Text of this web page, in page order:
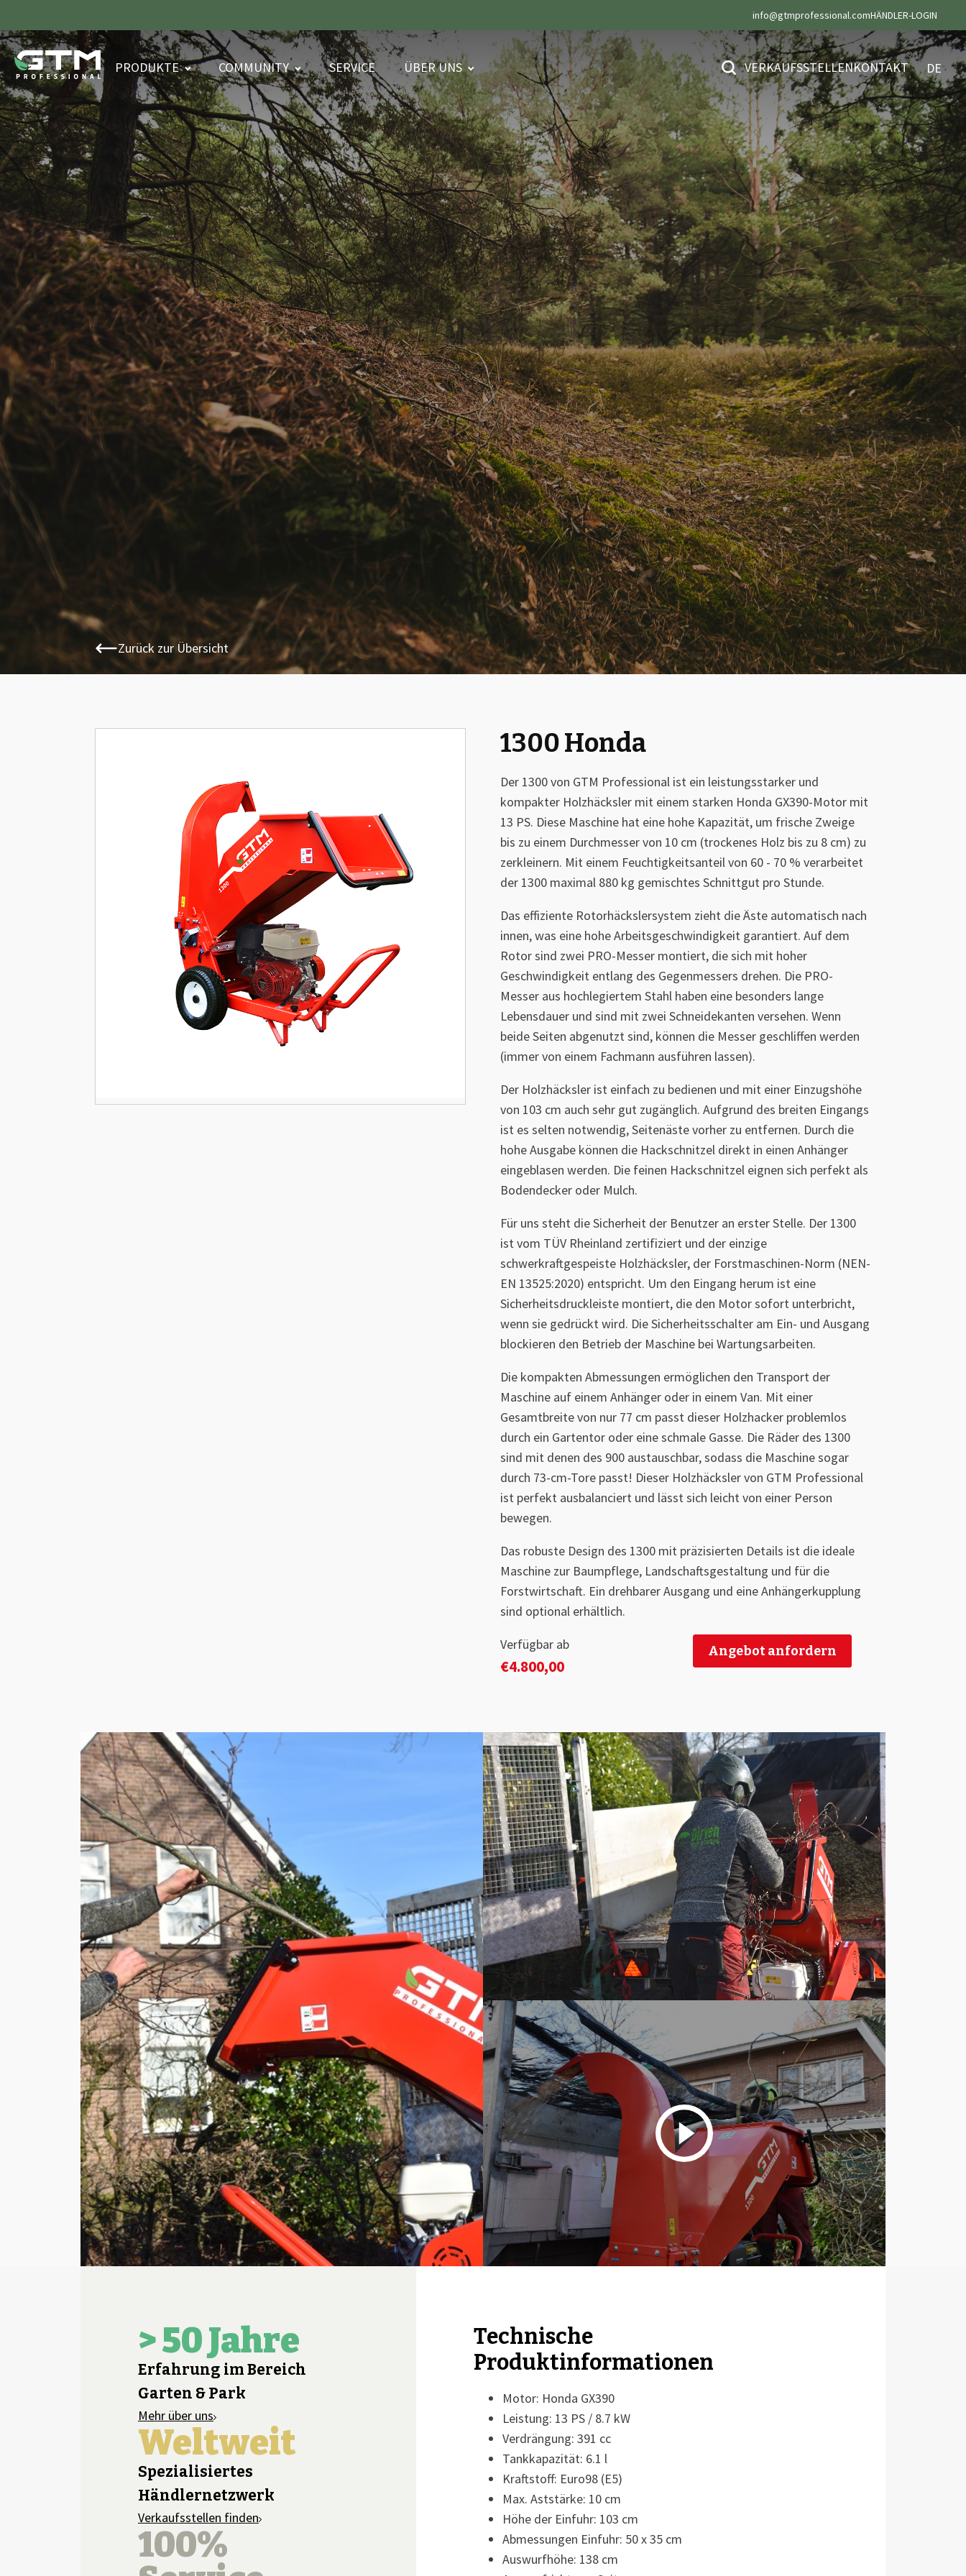
info@gtmprofessional.comHÄNDLER-LOGIN
PRODUKTE COMMUNITY SERVICE ÜBER UNS VERKAUFSSTELLENKONTAKT DE
Zurück zur Übersicht
1300 Honda
Der 1300 von GTM Professional ist ein leistungsstarker und
kompakter Holzhäcksler mit einem starken Honda GX390-Motor mit
13 PS. Diese Maschine hat eine hohe Kapazität, um frische Zweige
bis zu einem Durchmesser von 10 cm (trockenes Holz bis zu 8 cm) zu
zerkleinern. Mit einem Feuchtigkeitsanteil von 60 - 70 % verarbeitet
der 1300 maximal 880 kg gemischtes Schnittgut pro Stunde.
Das effiziente Rotorhäckslersystem zieht die Äste automatisch nach
innen, was eine hohe Arbeitsgeschwindigkeit garantiert. Auf dem
Rotor sind zwei PRO-Messer montiert, die sich mit hoher
Geschwindigkeit entlang des Gegenmessers drehen. Die PRO-
Messer aus hochlegiertem Stahl haben eine besonders lange
Lebensdauer und sind mit zwei Schneidekanten versehen. Wenn
beide Seiten abgenutzt sind, können die Messer geschliffen werden
(immer von einem Fachmann ausführen lassen).
Der Holzhäcksler ist einfach zu bedienen und mit einer Einzugshöhe
von 103 cm auch sehr gut zugänglich. Aufgrund des breiten Eingangs
ist es selten notwendig, Seitenäste vorher zu entfernen. Durch die
hohe Ausgabe können die Hackschnitzel direkt in einen Anhänger
eingeblasen werden. Die feinen Hackschnitzel eignen sich perfekt als
Bodendecker oder Mulch.
Für uns steht die Sicherheit der Benutzer an erster Stelle. Der 1300
ist vom TÜV Rheinland zertifiziert und der einzige
schwerkraftgespeiste Holzhäcksler, der Forstmaschinen-Norm (NEN-
EN 13525:2020) entspricht. Um den Eingang herum ist eine
Sicherheitsdruckleiste montiert, die den Motor sofort unterbricht,
wenn sie gedrückt wird. Die Sicherheitsschalter am Ein- und Ausgang
blockieren den Betrieb der Maschine bei Wartungsarbeiten.
Die kompakten Abmessungen ermöglichen den Transport der
Maschine auf einem Anhänger oder in einem Van. Mit einer
Gesamtbreite von nur 77 cm passt dieser Holzhacker problemlos
durch ein Gartentor oder eine schmale Gasse. Die Räder des 1300
sind mit denen des 900 austauschbar, sodass die Maschine sogar
durch 73-cm-Tore passt! Dieser Holzhäcksler von GTM Professional
ist perfekt ausbalanciert und lässt sich leicht von einer Person
bewegen.
Das robuste Design des 1300 mit präzisierten Details ist die ideale
Maschine zur Baumpflege, Landschaftsgestaltung und für die
Forstwirtschaft. Ein drehbarer Ausgang und eine Anhängerkupplung
sind optional erhältlich.
Verfügbar ab
€4.800,00
Angebot anfordern
> 50 Jahre
Erfahrung im Bereich
Garten & Park
Mehr über uns
Weltweit
Spezialisiertes
Händlernetzwerk
Verkaufsstellen finden
100%
Technische
Produktinformationen
Motor: Honda GX390
Leistung: 13 PS / 8.7 kW
Verdrängung: 391 cc
Tankkapazität: 6.1 l
Kraftstoff: Euro98 (E5)
Max. Aststärke: 10 cm
Höhe der Einfuhr: 103 cm
Abmessungen Einfuhr: 50 x 35 cm
Auswurfhöhe: 138 cm